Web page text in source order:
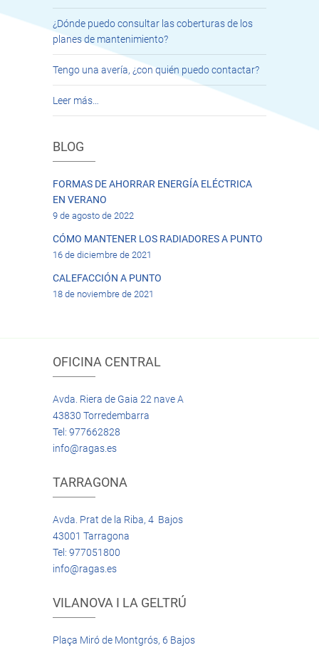
¿Dónde puedo consultar las coberturas de los
planes de mantenimiento?
Tengo una avería, ¿con quién puedo contactar?
Leer más…
BLOG
FORMAS DE AHORRAR ENERGÍA ELÉCTRICA
EN VERANO
9 de agosto de 2022
CÓMO MANTENER LOS RADIADORES A PUNTO
16 de diciembre de 2021
CALEFACCIÓN A PUNTO
18 de noviembre de 2021
OFICINA CENTRAL
Avda. Riera de Gaia 22 nave A
43830 Torredembarra
Tel: 977662828
info@ragas.es
TARRAGONA
Avda. Prat de la Riba, 4 Bajos
43001 Tarragona
Tel: 977051800
info@ragas.es
VILANOVA I LA GELTRÚ
Plaça Miró de Montgrós, 6 Bajos